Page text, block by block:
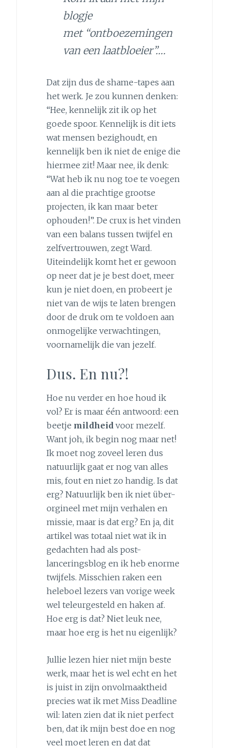
blogje
met “ontboezemingen
van een laatbloeier”….
Dat zijn dus de shame-tapes aan
het werk. Je zou kunnen denken:
“Hee, kennelijk zit ik op het
goede spoor. Kennelijk is dit iets
wat mensen bezighoudt, en
kennelijk ben ik niet de enige die
hiermee zit! Maar nee, ik denk:
“Wat heb ik nu nog toe te voegen
aan al die prachtige grootse
projecten, ik kan maar beter
ophouden!”. De crux is het vinden
van een balans tussen twijfel en
zelfvertrouwen, zegt Ward.
Uiteindelijk komt het er gewoon
op neer dat je je best doet, meer
kun je niet doen, en probeert je
niet van de wijs te laten brengen
door de druk om te voldoen aan
onmogelijke verwachtingen,
voornamelijk die van jezelf.
Dus. En nu?!
Hoe nu verder en hoe houd ik
vol? Er is maar één antwoord: een
beetje mildheidvoor mezelf.
Want joh, ik begin nog maar net!
Ik moet nog zoveel leren dus
natuurlijk gaat er nog van alles
mis, fout en niet zo handig. Is dat
erg? Natuurlijk ben ik niet über-
orgineel met mijn verhalen en
missie, maar is dat erg? En ja, dit
artikel was totaal niet wat ik in
gedachten had als post-
lanceringsblog en ik heb enorme
twijfels. Misschien raken een
heleboel lezers van vorige week
wel teleurgesteld en haken af.
Hoe erg is dat? Niet leuk nee,
maar hoe erg is het nu eigenlijk?
Jullie lezen hier niet mijn beste
werk, maar het is wel echt en het
is juist in zijn onvolmaaktheid
precies wat ik met Miss Deadline
wil: laten zien dat ik niet perfect
ben, dat ik mijn best doe en nog
veel moet leren en dat dat